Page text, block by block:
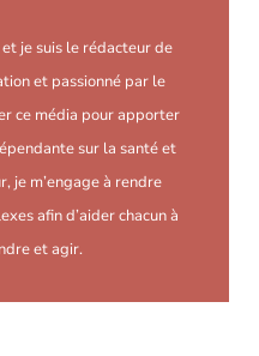
je suis le rédacteur de
et passionné par le
ce média pour apporter
sur la santé et
je m’engage à rendre
afin d’aider chacun à
et agir.